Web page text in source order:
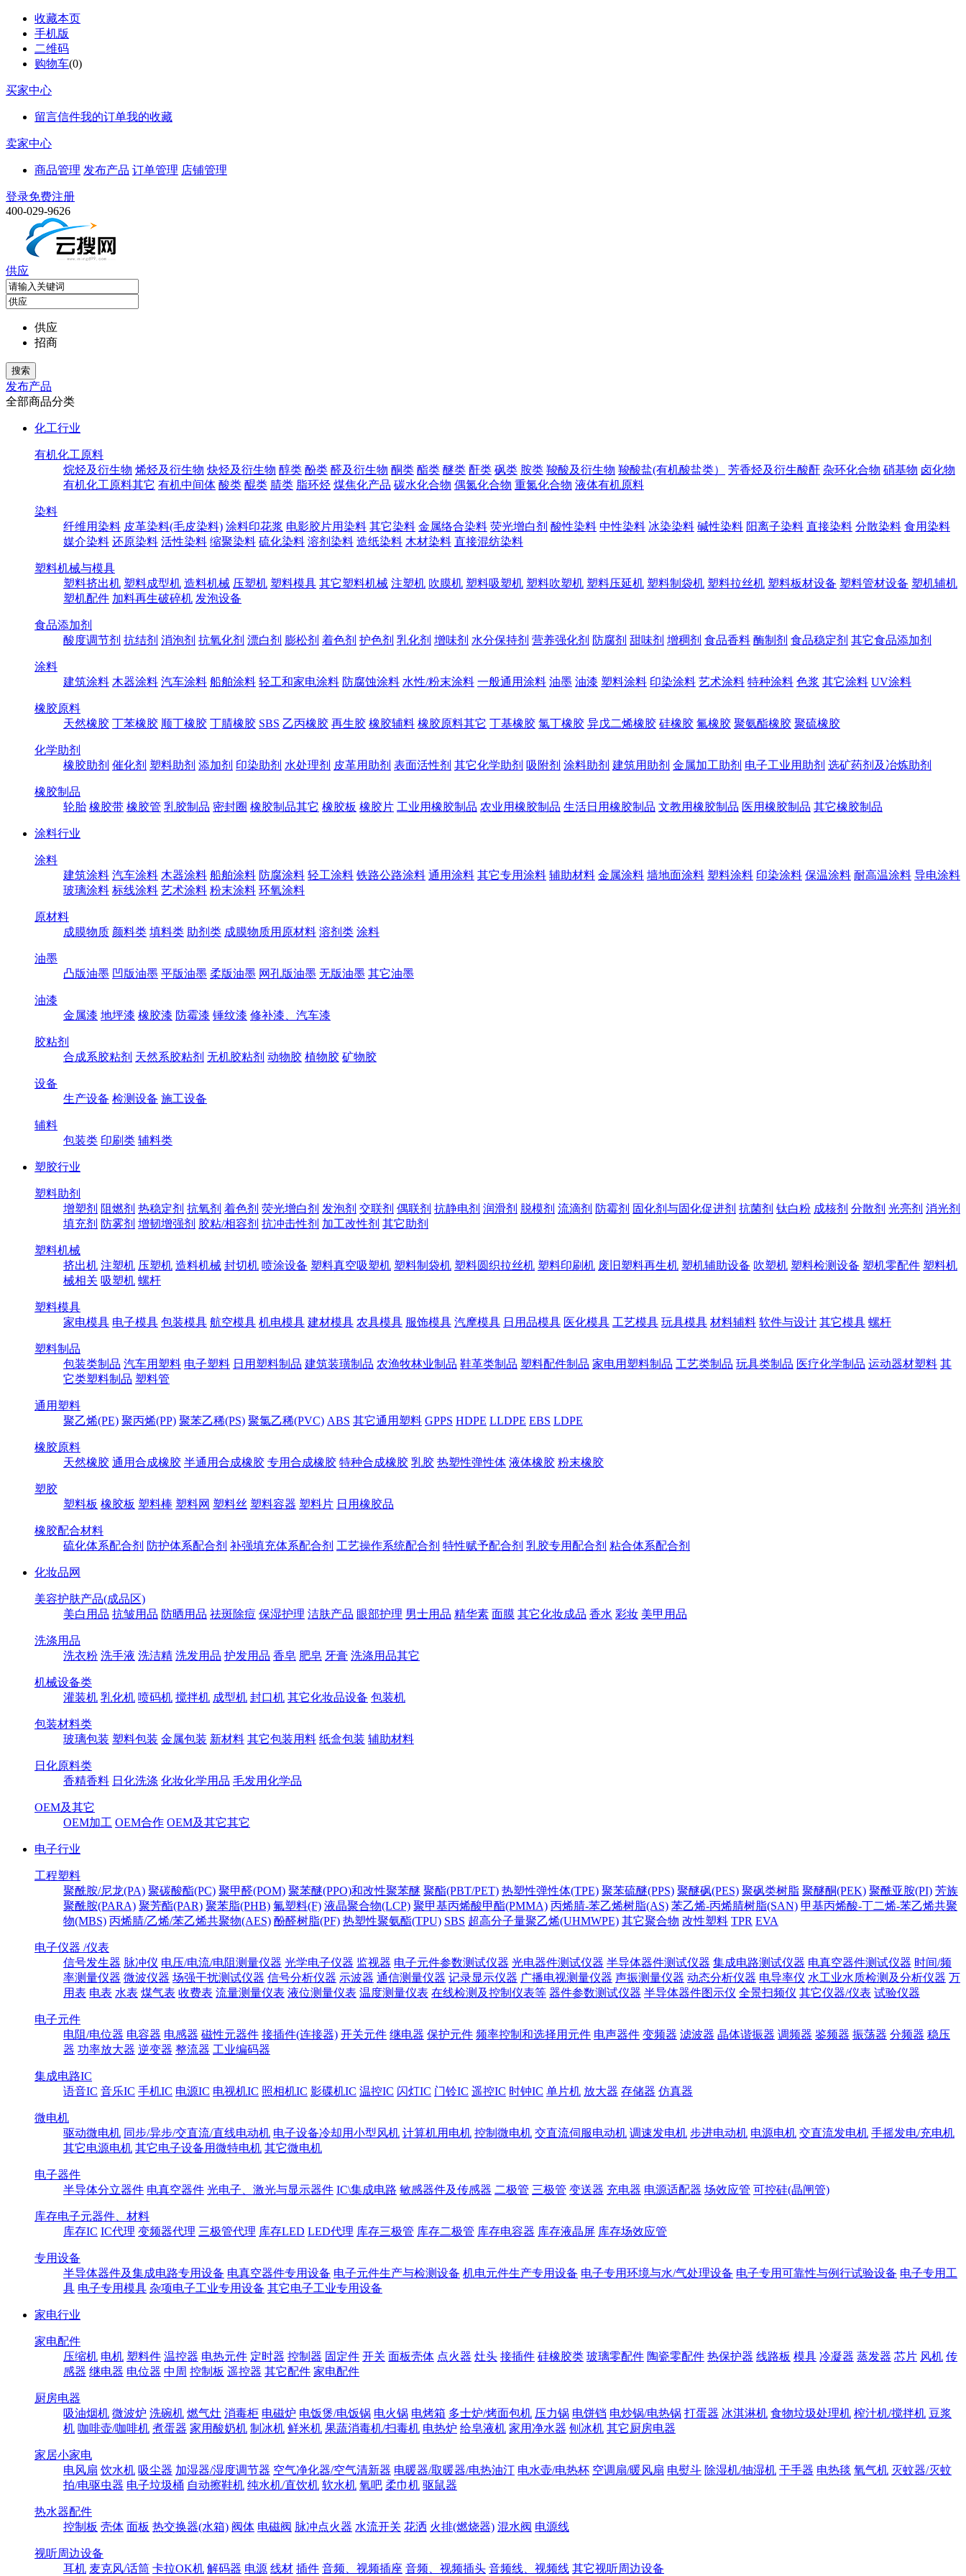
收藏本页
手机版
二维码
购物车(0)
买家中心
留言信件我的订单我的收藏
卖家中心
商品管理 发布产品 订单管理 店铺管理
登录免费注册
400-029-9626
供应
供应
招商
发布产品
全部商品分类
化工行业
有机化工原料
烷烃及衍生物 烯烃及衍生物 炔烃及衍生物 醇类 酚类 醛及衍生物 酮类 酯类 醚类 酐类 砜类 胺类 羧酸及衍生物 羧酸盐(有机酸盐类） 芳香烃及衍生酸酐 杂环化合物 硝基物 卤化物
有机化工原料其它 有机中间体 酸类 醌类 腈类 脂环烃 煤焦化产品 碳水化合物 偶氮化合物 重氮化合物 液体有机原料
染料
纤维用染料 皮革染料(毛皮染料) 涂料印花浆 电影胶片用染料 其它染料 金属络合染料 荧光增白剂 酸性染料 中性染料 冰染染料 碱性染料 阳离子染料 直接染料 分散染料 食用染料
媒介染料 还原染料 活性染料 缩聚染料 硫化染料 溶剂染料 造纸染料 木材染料 直接混纺染料
塑料机械与模具
塑料挤出机 塑料成型机 造料机械 压塑机 塑料模具 其它塑料机械 注塑机 吹膜机 塑料吸塑机 塑料吹塑机 塑料压延机 塑料制袋机 塑料拉丝机 塑料板材设备 塑料管材设备 塑机辅机
塑机配件 加料再生破碎机 发泡设备
食品添加剂
酸度调节剂 抗结剂 消泡剂 抗氧化剂 漂白剂 膨松剂 着色剂 护色剂 乳化剂 增味剂 水分保持剂 营养强化剂 防腐剂 甜味剂 增稠剂 食品香料 酶制剂 食品稳定剂 其它食品添加剂
涂料
建筑涂料 木器涂料 汽车涂料 船舶涂料 轻工和家电涂料 防腐蚀涂料 水性/粉末涂料 一般通用涂料 油墨 油漆 塑料涂料 印染涂料 艺术涂料 特种涂料 色浆 其它涂料 UV涂料
橡胶原料
天然橡胶 丁苯橡胶 顺丁橡胶 丁腈橡胶 SBS 乙丙橡胶 再生胶 橡胶辅料 橡胶原料其它 丁基橡胶 氯丁橡胶 异戊二烯橡胶 硅橡胶 氟橡胶 聚氨酯橡胶 聚硫橡胶
化学助剂
橡胶助剂 催化剂 塑料助剂 添加剂 印染助剂 水处理剂 皮革用助剂 表面活性剂 其它化学助剂 吸附剂 涂料助剂 建筑用助剂 金属加工助剂 电子工业用助剂 选矿药剂及冶炼助剂
橡胶制品
轮胎 橡胶带 橡胶管 乳胶制品 密封圈 橡胶制品其它 橡胶板 橡胶片 工业用橡胶制品 农业用橡胶制品 生活日用橡胶制品 文教用橡胶制品 医用橡胶制品 其它橡胶制品
涂料行业
涂料
建筑涂料 汽车涂料 木器涂料 船舶涂料 防腐涂料 轻工涂料 铁路公路涂料 通用涂料 其它专用涂料 辅助材料 金属涂料 墙地面涂料 塑料涂料 印染涂料 保温涂料 耐高温涂料 导电涂料
玻璃涂料 标线涂料 艺术涂料 粉末涂料 环氧涂料
原材料
成膜物质 颜料类 填料类 助剂类 成膜物质用原材料 溶剂类 涂料
油墨
凸版油墨 凹版油墨 平版油墨 柔版油墨 网孔版油墨 无版油墨 其它油墨
油漆
金属漆 地坪漆 橡胶漆 防霉漆 锤纹漆 修补漆、汽车漆
胶粘剂
合成系胶粘剂 天然系胶粘剂 无机胶粘剂 动物胶 植物胶 矿物胶
设备
生产设备 检测设备 施工设备
辅料
包装类 印刷类 辅料类
塑胶行业
塑料助剂
增塑剂 阻燃剂 热稳定剂 抗氧剂 着色剂 荧光增白剂 发泡剂 交联剂 偶联剂 抗静电剂 润滑剂 脱模剂 流滴剂 防霉剂 固化剂与固化促进剂 抗菌剂 钛白粉 成核剂 分散剂 光亮剂 消光剂
填充剂 防雾剂 增韧增强剂 胶粘/相容剂 抗冲击性剂 加工改性剂 其它助剂
塑料机械
挤出机 注塑机 压塑机 造料机械 封切机 喷涂设备 塑料真空吸塑机 塑料制袋机 塑料圆织拉丝机 塑料印刷机 废旧塑料再生机 塑机辅助设备 吹塑机 塑料检测设备 塑机零配件 塑料机
械相关 吸塑机 螺杆
塑料模具
家电模具 电子模具 包装模具 航空模具 机电模具 建材模具 农具模具 服饰模具 汽摩模具 日用品模具 医化模具 工艺模具 玩具模具 材料辅料 软件与设计 其它模具 螺杆
塑料制品
包装类制品 汽车用塑料 电子塑料 日用塑料制品 建筑装璜制品 农渔牧林业制品 鞋革类制品 塑料配件制品 家电用塑料制品 工艺类制品 玩具类制品 医疗化学制品 运动器材塑料 其
它类塑料制品 塑料管
通用塑料
聚乙烯(PE) 聚丙烯(PP) 聚苯乙稀(PS) 聚氯乙稀(PVC) ABS 其它通用塑料 GPPS HDPE LLDPE EBS LDPE
橡胶原料
天然橡胶 通用合成橡胶 半通用合成橡胶 专用合成橡胶 特种合成橡胶 乳胶 热塑性弹性体 液体橡胶 粉末橡胶
塑胶
塑料板 橡胶板 塑料棒 塑料网 塑料丝 塑料容器 塑料片 日用橡胶品
橡胶配合材料
硫化体系配合剂 防护体系配合剂 补强填充体系配合剂 工艺操作系统配合剂 特性赋予配合剂 乳胶专用配合剂 粘合体系配合剂
化妆品网
美容护肤产品(成品区)
美白用品 抗皱用品 防晒用品 祛斑除痘 保湿护理 洁肤产品 眼部护理 男士用品 精华素 面膜 其它化妆成品 香水 彩妆 美甲用品
洗涤用品
洗衣粉 洗手液 洗洁精 洗发用品 护发用品 香皂 肥皂 牙膏 洗涤用品其它
机械设备类
灌装机 乳化机 喷码机 搅拌机 成型机 封口机 其它化妆品设备 包装机
包装材料类
玻璃包装 塑料包装 金属包装 新材料 其它包装用料 纸盒包装 辅助材料
日化原料类
香精香料 日化洗涤 化妆化学用品 毛发用化学品
OEM及其它
OEM加工 OEM合作 OEM及其它其它
电子行业
工程塑料
聚酰胺/尼龙(PA) 聚碳酸酯(PC) 聚甲醛(POM) 聚苯醚(PPO)和改性聚苯醚 聚酯(PBT/PET) 热塑性弹性体(TPE) 聚苯硫醚(PPS) 聚醚砜(PES) 聚砜类树脂 聚醚酮(PEK) 聚酰亚胺(PI) 芳族
聚酰胺(PARA) 聚芳酯(PAR) 聚苯脂(PHB) 氟塑料(F) 液晶聚合物(LCP) 聚甲基丙烯酸甲酯(PMMA) 丙烯腈-苯乙烯树脂(AS) 苯乙烯-丙烯腈树脂(SAN) 甲基丙烯酸-丁二烯-苯乙烯共聚
物(MBS) 丙烯腈/乙烯/苯乙烯共聚物(AES) 酚醛树脂(PF) 热塑性聚氨酯(TPU) SBS 超高分子量聚乙烯(UHMWPE) 其它聚合物 改性塑料 TPR EVA
电子仪器 /仪表
信号发生器 脉冲仪 电压/电流/电阻测量仪器 光学电子仪器 监视器 电子元件参数测试仪器 光电器件测试仪器 半导体器件测试仪器 集成电路测试仪器 电真空器件测试仪器 时间/频
率测量仪器 微波仪器 场强干扰测试仪器 信号分析仪器 示波器 通信测量仪器 记录显示仪器 广播电视测量仪器 声振测量仪器 动态分析仪器 电导率仪 水工业水质检测及分析仪器 万
用表 电表 水表 煤气表 收费表 流量测量仪表 液位测量仪表 温度测量仪表 在线检测及控制仪表等 器件参数测试仪器 半导体器件图示仪 全景扫频仪 其它仪器/仪表 试验仪器
电子元件
电阻/电位器 电容器 电感器 磁性元器件 接插件(连接器) 开关元件 继电器 保护元件 频率控制和选择用元件 电声器件 变频器 滤波器 晶体谐振器 调频器 鉴频器 振荡器 分频器 稳压
器 功率放大器 逆变器 整流器 工业编码器
集成电路IC
语音IC 音乐IC 手机IC 电源IC 电视机IC 照相机IC 影碟机IC 温控IC 闪灯IC 门铃IC 遥控IC 时钟IC 单片机 放大器 存储器 仿真器
微电机
驱动微电机 同步/异步/交直流/直线电动机 电子设备冷却用小型风机 计算机用电机 控制微电机 交直流伺服电动机 调速发电机 步进电动机 电源电机 交直流发电机 手摇发电/充电机
其它电源电机 其它电子设备用微特电机 其它微电机
电子器件
半导体分立器件 电真空器件 光电子、激光与显示器件 IC\集成电路 敏感器件及传感器 二极管 三极管 变送器 充电器 电源适配器 场效应管 可控硅(晶闸管)
库存电子元器件、材料
库存IC IC代理 变频器代理 三极管代理 库存LED LED代理 库存三极管 库存二极管 库存电容器 库存液晶屏 库存场效应管
专用设备
半导体器件及集成电路专用设备 电真空器件专用设备 电子元件生产与检测设备 机电元件生产专用设备 电子专用环境与水/气处理设备 电子专用可靠性与例行试验设备 电子专用工
具 电子专用模具 杂项电子工业专用设备 其它电子工业专用设备
家电行业
家电配件
压缩机 电机 塑料件 温控器 电热元件 定时器 控制器 固定件 开关 面板壳体 点火器 灶头 接插件 硅橡胶类 玻璃零配件 陶瓷零配件 热保护器 线路板 模具 冷凝器 蒸发器 芯片 风机 传
感器 继电器 电位器 中周 控制板 遥控器 其它配件 家电配件
厨房电器
吸油烟机 微波炉 洗碗机 燃气灶 消毒柜 电磁炉 电饭煲/电饭锅 电火锅 电烤箱 多士炉/烤面包机 压力锅 电饼铛 电炒锅/电热锅 打蛋器 冰淇淋机 食物垃圾处理机 榨汁机/搅拌机 豆浆
机 咖啡壶/咖啡机 煮蛋器 家用酸奶机 制冰机 鲜米机 果蔬消毒机/扫毒机 电热炉 给皂液机 家用净水器 刨冰机 其它厨房电器
家居小家电
电风扇 饮水机 吸尘器 加湿器/湿度调节器 空气净化器/空气清新器 电暖器/取暖器/电热油汀 电水壶/电热杯 空调扇/暖风扇 电熨斗 除湿机/抽湿机 干手器 电热毯 氧气机 灭蚊器/灭蚊
拍/电驱虫器 电子垃圾桶 自动擦鞋机 纯水机/直饮机 软水机 氧吧 柔巾机 驱鼠器
热水器配件
控制板 壳体 面板 热交换器(水箱) 阀体 电磁阀 脉冲点火器 水流开关 花洒 火排(燃烧器) 混水阀 电源线
视听周边设备
耳机 麦克风/话筒 卡拉OK机 解码器 电源 线材 插件 音频、视频插座 音频、视频插头 音频线、视频线 其它视听周边设备